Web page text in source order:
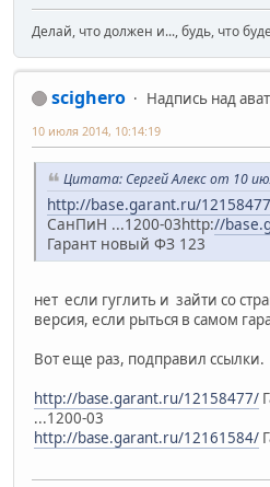
Делай, что должен и..., будь, что
scighero
Надпись над
10 июля 2014, 10:14:19
Цитата: Сергей Алекс от 10
http://base.garant.ru/
СанПиН ...1200-03http://
Гарант новый ФЗ 123
нет если гуглить и зайти со
версия, если рыться в самом
Вот еще раз, подправил ссылки.
http://base.garant.ru/12158477/
...1200-03
http://base.garant.ru/12161584/